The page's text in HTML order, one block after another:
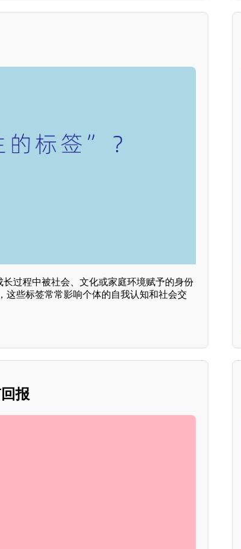
长过程中被社会、文化或家庭环境赋予的身份
这些标签常常影响个体的自我认知和社会交
报